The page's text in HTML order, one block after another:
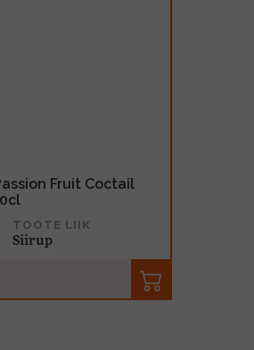
Fruit Coctail
TOOTE LIIK
Siirup